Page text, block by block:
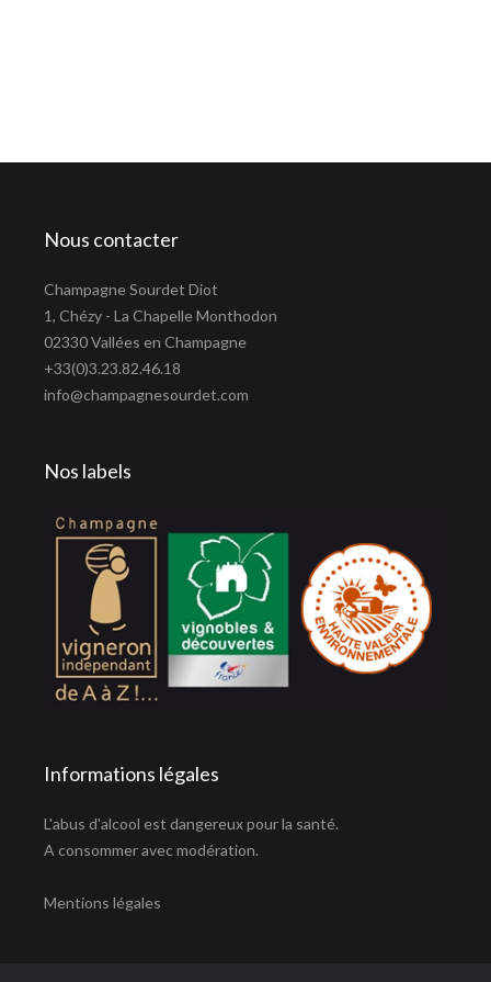
Nous contacter
Champagne Sourdet Diot
1, Chézy - La Chapelle Monthodon
02330 Vallées en Champagne
+33(0)3.23.82.46.18
info@champagnesourdet.com
Nos labels
Informations légales
L'abus d'alcool est dangereux pour la santé.
A consommer avec modération.
Mentions légales